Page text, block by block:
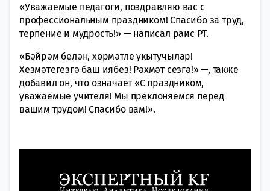
«Уважаемые педагоги, поздравляю вас с
профессиональным праздником! Спасибо за труд,
терпение и мудрость!» — написал раис РТ.
«Бәйрәм белән, хөрмәтле укытучылар!
Хезмәтегезгә баш иябез! Рәхмәт сезгә!» —, также
добавил он, что означает «С праздником,
уважаемые учителя! Мы преклоняемся перед
вашим трудом! Спасибо вам!».